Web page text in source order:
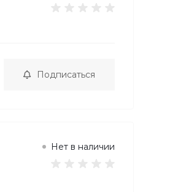
Подписаться
Нет в наличии